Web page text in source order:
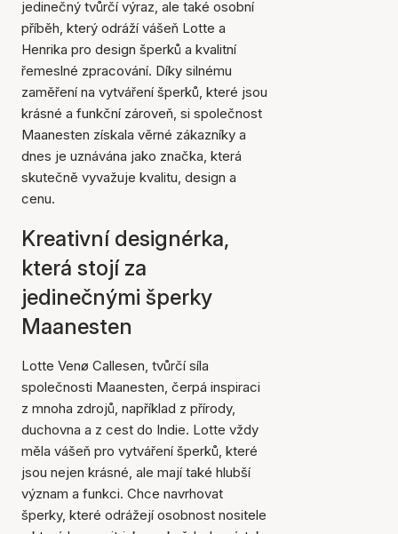
jedinečný tvůrčí výraz, ale také osobní
příběh, který odráží vášeň Lotte a
Henrika pro design šperků a kvalitní
řemeslné zpracování. Díky silnému
zaměření na vytváření šperků, které jsou
krásné a funkční zároveň, si společnost
Maanesten získala věrné zákazníky a
dnes je uznávána jako značka, která
skutečně vyvažuje kvalitu, design a
cenu.
Kreativní designérka,
která stojí za
jedinečnými šperky
Maanesten
Lotte Venø Callesen, tvůrčí síla
společnosti Maanesten, čerpá inspiraci
z mnoha zdrojů, například z přírody,
duchovna a z cest do Indie. Lotte vždy
měla vášeň pro vytváření šperků, které
jsou nejen krásné, ale mají také hlubší
význam a funkci. Chce navrhovat
šperky, které odrážejí osobnost nositele